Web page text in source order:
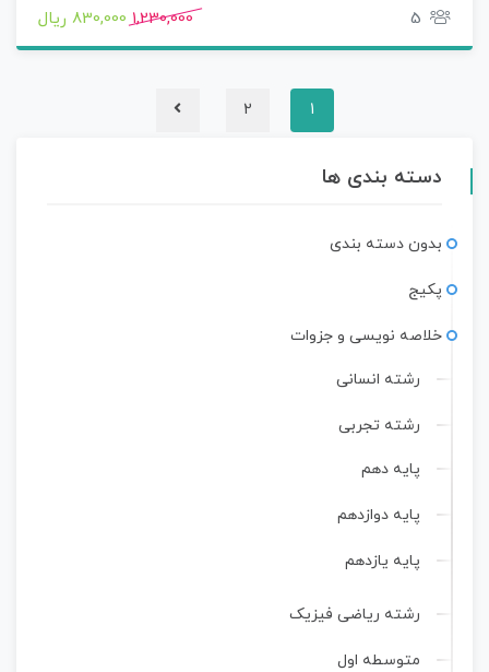
5
1,230,000 830,000 ریال
1
2
دسته بندی ها
بدون دسته بندی
پکیج
خلاصه نویسی و جزوات
رشته انسانی
رشته تجربی
پایه دهم
پایه دوازدهم
پایه یازدهم
رشته ریاضی فیزیک
متوسطه اول